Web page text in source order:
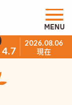
4.7
2026.08.06
現在
MENU